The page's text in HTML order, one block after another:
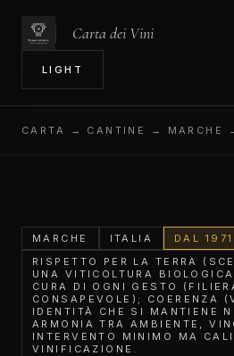
Carta dei Vini
LIGHT
CARTA → CANTINE → MARCHE
MARCHE ITALIA
DAL 1971
RISPETTO PER LA TERRA
UNA VITICOLTURA
CURA DI OGNI GESTO
CONSAPEVOLE); COERENZA
IDENTITÀ CHE SI MANTIENE
ARMONIA TRA AMBIENTE,
INTERVENTO MINIMO MA
VINIFICAZIONE.